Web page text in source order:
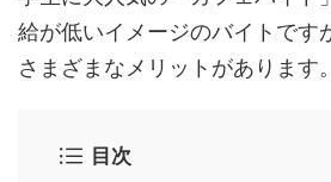
給が低いイメージのバイトです
さまざまなメリットがあります。
目次